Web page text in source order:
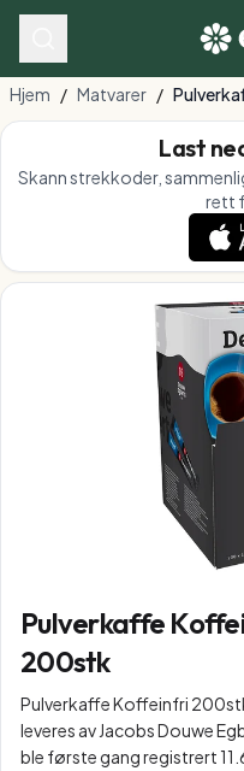
Hjem / Matvarer /
Last
Skann strekkoder,
rett
Pulverkaffe
200stk
Pulverkaffe Koffeinfri
leveres av Jacobs Douwe
ble første gang registrert